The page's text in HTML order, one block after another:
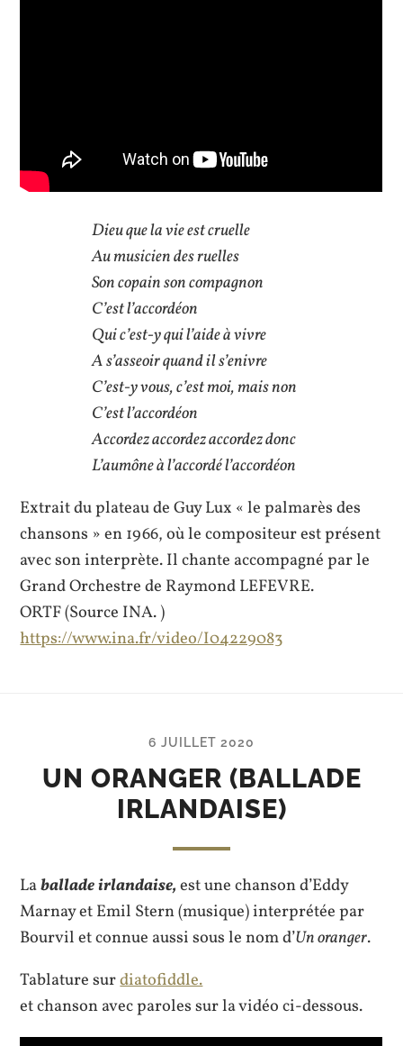
Dieu que la vie est cruelle
Au musicien des ruelles
Son copain son compagnon
C’est l’accordéon
Qui c’est-y qui l’aide à vivre
A s’asseoir quand il s’enivre
C’est-y vous, c’est moi, mais non
C’est l’accordéon
Accordez accordez accordez donc
L’aumône à l’accordé l’accordéon
Extrait du plateau de Guy Lux « le palmarès des
chansons » en 1966, où le compositeur est présent
avec son interprète. Il chante accompagné par le
Grand Orchestre de Raymond LEFEVRE.
ORTF (Source INA. )
https://www.ina.fr/video/I04229083
6 JUILLET 2020
UN ORANGER (BALLADE
IRLANDAISE)
Laballade irlandaise,est une chanson d’Eddy
Marnay et Emil Stern (musique) interprétée par
Bourvil et connue aussi sous le nom d’Un oranger.
Tablature surdiatofiddle.
et chanson avec paroles sur la vidéo ci-dessous.